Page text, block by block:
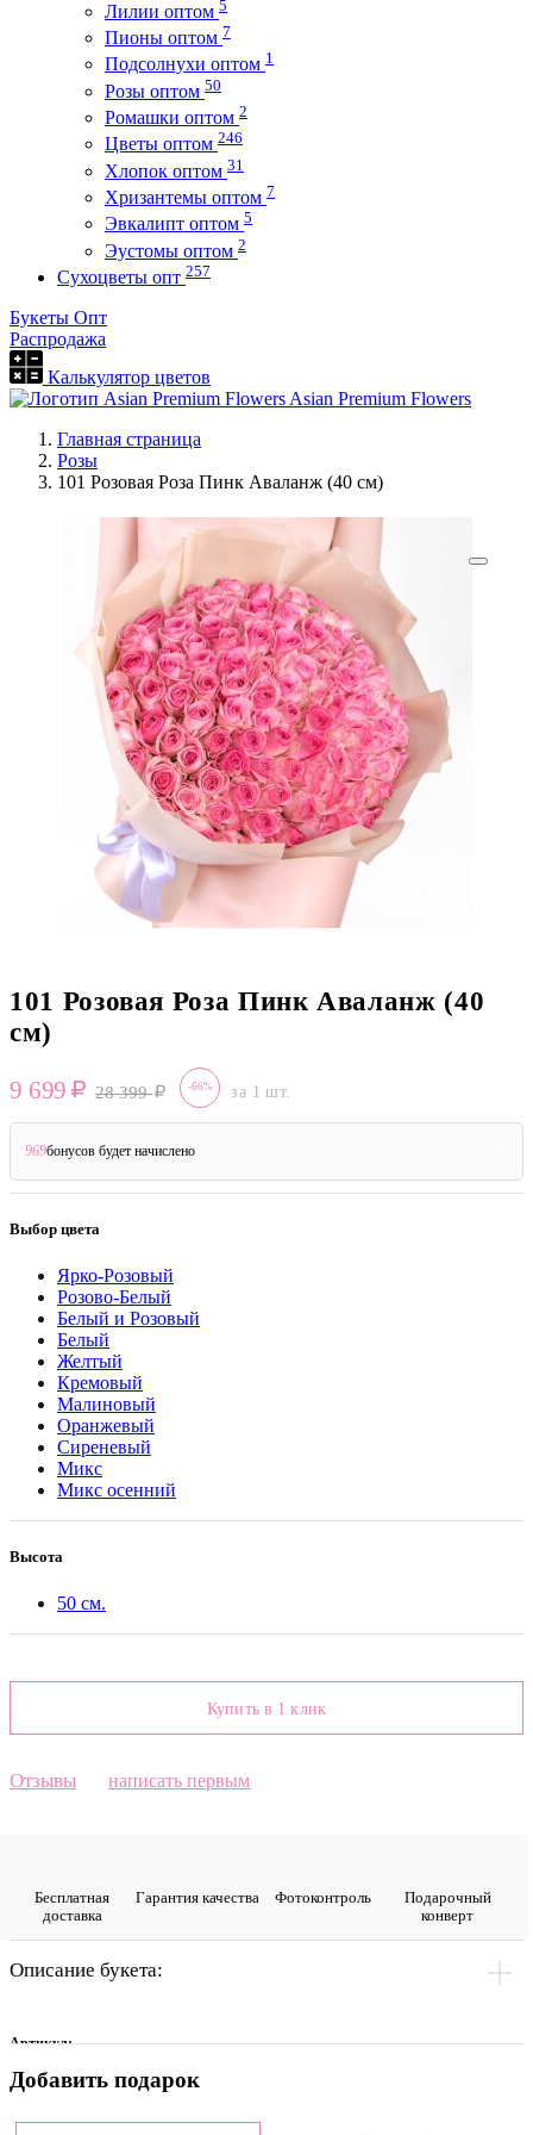
Лилии оптом 5
Пионы оптом 7
Подсолнухи оптом 1
Розы оптом 50
Ромашки оптом 2
Цветы оптом 246
Хлопок оптом 31
Хризантемы оптом 7
Эвкалипт оптом 5
Эустомы оптом 2
Сухоцветы опт 257
Букеты Опт
Распродажа
Калькулятор цветов
Asian Premium Flowers
Главная страница
Розы
101 Розовая Роза Пинк Аваланж (40 см)
101 Розовая Роза Пинк Аваланж (40
см)
9 699 28 399 -66% за 1 шт.
969бонусов будет начислено
Выбор цвета
Ярко-Розовый
Розово-Белый
Белый и Розовый
Белый
Желтый
Кремовый
Малиновый
Оранжевый
Сиреневый
Микс
Микс осенний
Высота
50 см.
Купить в 1 клик
Отзывы написать первым
Бесплатная
доставка
Гарантия качества Фото­контроль
Подарочный
конверт
Описание букета:
Артикул:
0009894
Цвет
Добавить подарок